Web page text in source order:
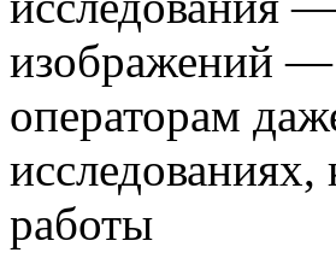
изображений —
операторам
работы